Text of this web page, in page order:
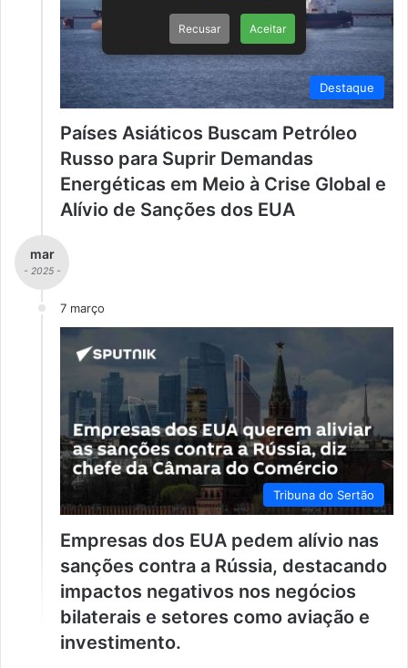
Destaque
Países Asiáticos Buscam Petróleo
Russo para Suprir Demandas
Energéticas em Meio à Crise Global e
Alívio de Sanções dos EUA
mar
- 2025 -
7 março
Tribuna do Sertão
Empresas dos EUA pedem alívio nas
sanções contra a Rússia, destacando
impactos negativos nos negócios
bilaterais e setores como aviação e
investimento.
Recusar Aceitar